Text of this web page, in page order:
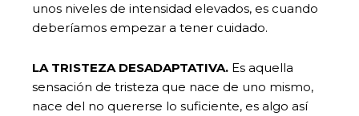
unos niveles de intensidad elevados, es cuando
deberíamos empezar a tener cuidado.
LA TRISTEZA DESADAPTATIVA. Es aquella
sensación de tristeza que nace de uno mismo,
nace del no quererse lo suficiente, es algo así